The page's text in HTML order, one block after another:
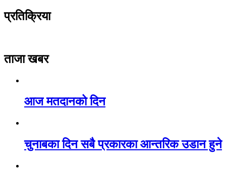
प्रतिक्रिया
ताजा खबर
आज मतदानको दिन
चुनाबका दिन सबै प्रकारका आन्तरिक उडान हुने